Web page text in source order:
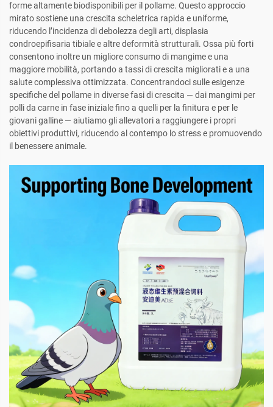
forme altamente biodisponibili per il pollame. Questo approccio
mirato sostiene una crescita scheletrica rapida e uniforme,
riducendo l’incidenza di debolezza degli arti, displasia
condroepifisaria tibiale e altre deformità strutturali. Ossa più forti
consentono inoltre un migliore consumo di mangime e una
maggiore mobilità, portando a tassi di crescita migliorati e a una
salute complessiva ottimizzata. Concentrandoci sulle esigenze
specifiche del pollame in diverse fasi di crescita — dai mangimi per
polli da carne in fase iniziale fino a quelli per la finitura e per le
giovani galline — aiutiamo gli allevatori a raggiungere i propri
obiettivi produttivi, riducendo al contempo lo stress e promuovendo
il benessere animale.